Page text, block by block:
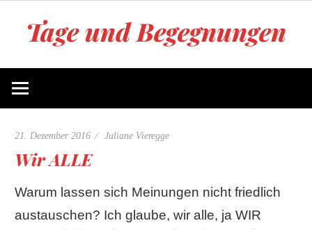
Tage und Begegnungen
von
21. Dezember 2016 Juliane Vieregge
Wir ALLE
Warum lassen sich Meinungen nicht friedlich
austauschen? Ich glaube, wir alle, ja WIR